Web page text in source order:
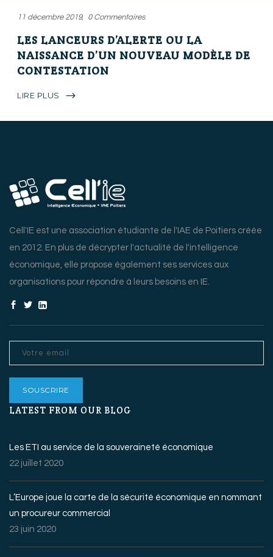
11 décembre 2019 0 Commentaires
LES LANCEURS D’ALERTE OU LA
NAISSANCE D’UN NOUVEAU MODÈLE DE
CONTESTATION
LIRE PLUS
Cell'IE est une association étudiante de l'IAE de Poitiers créée
en 2012. En plus de décrypter l'actualité de l'intelligence
économique, elle propose également ses services aux
organisations pour répondre à leurs besoins en IE.
LATEST FROM OUR BLOG
Les ETI au service de la souveraineté économique
22 juillet 2020
L’Europe joue la carte de la sécurité économique en nommant
un procureur commercial
23 juin 2020